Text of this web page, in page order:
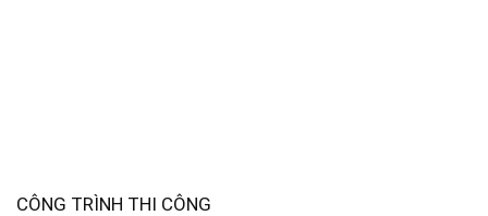
CÔNG TRÌNH THI CÔNG